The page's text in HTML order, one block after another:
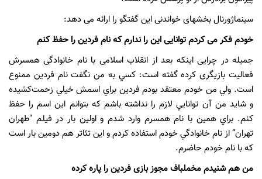
سینماژورنال بخشهای خواندنی این گفتگو را ارائه می دهد:
خودم فکر می کردم توانایی این را ندارم که نام فردین را حفظ کنم
جمیله در چرایی اینکه بعد از انقلاب اسلامی با نام خانوادگی همسرش
فعالیت بازیگری کرده گفته است: كسي به من نگفت نام فردين ممنوع
است. ولي من خودم معتقد بودم فردين براي اسمش خيلي زحمت‌كشيده
و شايد من آن توانايي لازم را نداشته باشم كه بتوانم اين اسم را حفظ
كنم. براي همين با نام همسرم وارد شدم و اولين بار در فيلم "طهران
تهران” از نام خانوادگي خودم استفاده كردم و اين تئاتر هم دومين بار است
که با نام خودم حاضرم.
من هم شنیدم مخملباف مجوز بازی فردین را پاره کرده